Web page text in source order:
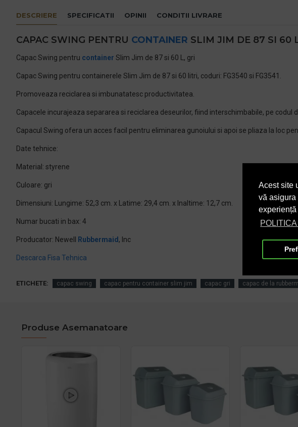
Acest site
vă asigura
DESCRIERE SPECIFICATII OPINII CONDITII LIVRARE
CAPAC SWING PENTRU CONTAINER SLIM JIM DE 87 SI 60
Capac Swing pentru container Slim Jim de 87 si 60 L, gri
Capac Swing pentru containerele Slim Jim de 87 si 60 litri, coduri: FG3540 si FG3541.
Promoveaza reciclarea si imbunatatesc productivitatea.
Capacele incurajeaza separarea si reciclarea deseurilor, fiind interschimbabile, pe codul
Capacul Swing ofera un acces facil pentru eliminarea gunoiului si apoi se pliaza la loc
Date tehnice:
Material: styrene
Culoare: gri
Dimensiuni: Lungime: 52,3 cm. x Latime: 29,4 cm. x Inaltime: 12,7 cm.
Numar bucati in bax: 4
Producator: Newell Rubbermaid , Inc
Descarca Fisa Tehnica
ETICHETE: capac swing capac pentru container slim jim capac gri capac de la
Produse Asemanatoare